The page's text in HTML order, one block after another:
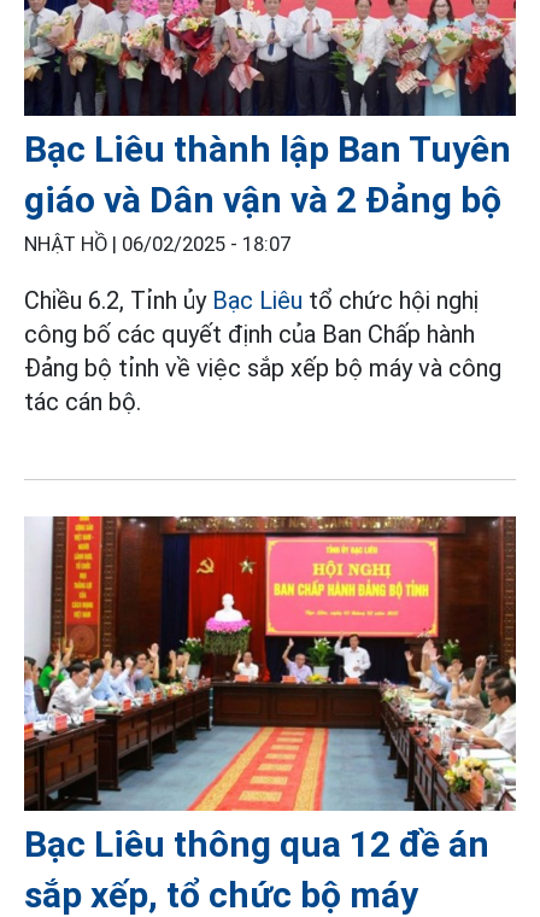
Bạc Liêu thành lập Ban Tuyên
giáo và Dân vận và 2 Đảng bộ
NHẬT HỒ | 06/02/2025 - 18:07
Chiều 6.2, Tỉnh ủy Bạc Liêu tổ chức hội nghị
công bố các quyết định của Ban Chấp hành
Đảng bộ tỉnh về việc sắp xếp bộ máy và công
tác cán bộ.
Bạc Liêu thông qua 12 đề án
sắp xếp, tổ chức bộ máy